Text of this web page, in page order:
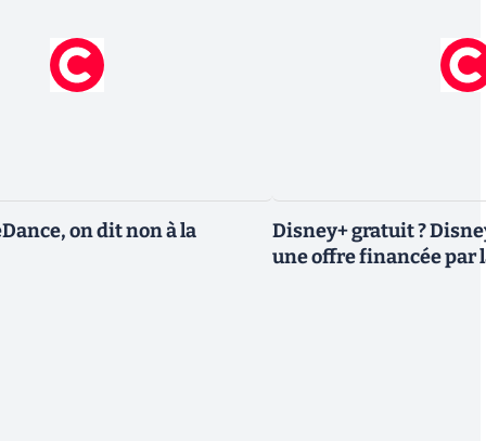
on dit non à la
Disney+ gratuit ?
une offre financée par